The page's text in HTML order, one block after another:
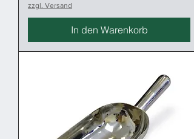
zzgl. Versand
In den Warenkorb